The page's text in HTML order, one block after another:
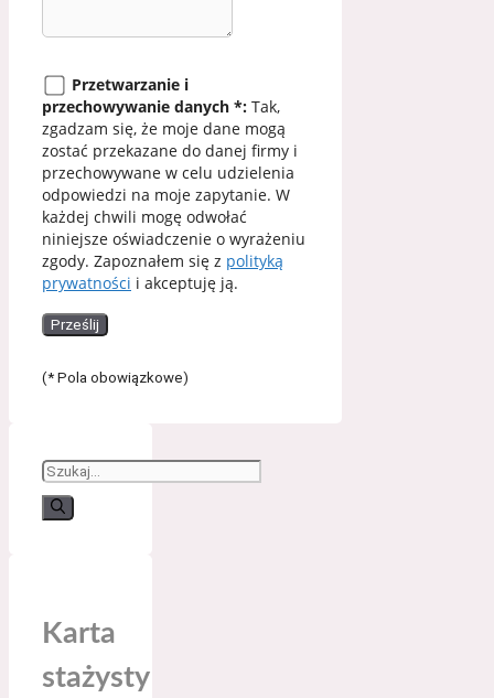
Przetwarzanie i
przechowywanie danych *: Tak,
zgadzam się, że moje dane mogą
zostać przekazane do danej firmy i
przechowywane w celu udzielenia
odpowiedzi na moje zapytanie. W
każdej chwili mogę odwołać
niniejsze oświadczenie o wyrażeniu
zgody. Zapoznałem się z polityką
prywatności i akceptuję ją.
(* Pola obowiązkowe)
Suchen
nach:
Karta
stażysty